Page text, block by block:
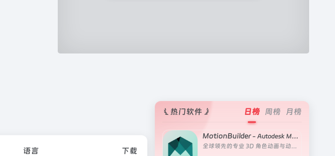
语言 下载
热门软件 日榜 周榜 月榜
MotionBuilder- Autodesk MotionBuilder 2027
全球领先的专业 3D 角色动画与动作捕捉数据处理软件